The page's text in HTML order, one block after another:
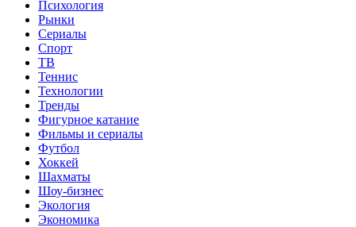
Психология
Рынки
Сериалы
Спорт
ТВ
Теннис
Технологии
Тренды
Фигурное катание
Фильмы и сериалы
Футбол
Хоккей
Шахматы
Шоу-бизнес
Экология
Экономика